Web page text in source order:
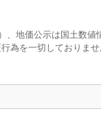
地価公示は国土数値
為を一切しておりま